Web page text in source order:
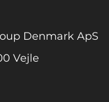
Denmark ApS
Vejle